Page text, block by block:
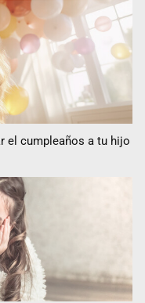
el cumpleaños a tu hijo